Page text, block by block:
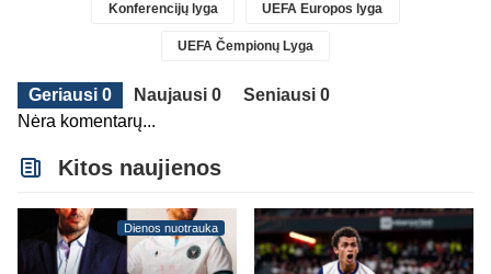
Konferencijų lyga UEFA Europos lyga
UEFA Čempionų Lyga
Geriausi 0 Naujausi 0
Seniausi 0
Nėra komentarų...
Kitos naujienos
Dienos nuotrauka